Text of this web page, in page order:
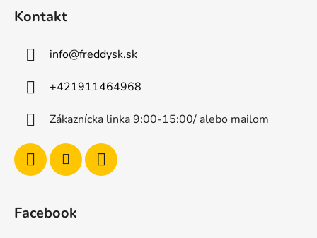
Kontakt
info@freddysk.sk
+421911464968
Zákaznícka linka 9:00-15:00/ alebo mailom
Facebook